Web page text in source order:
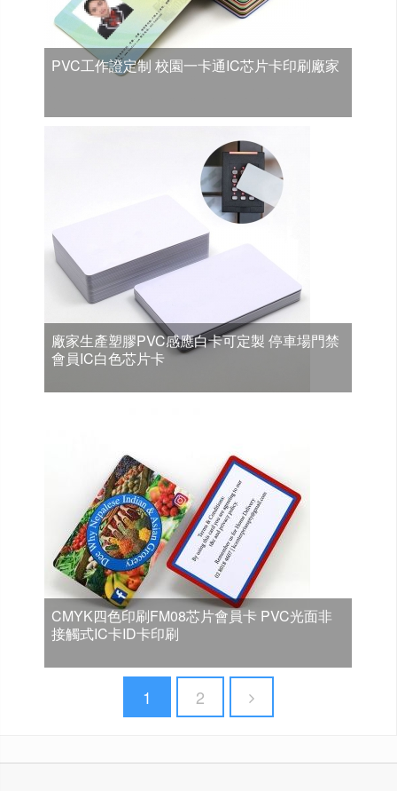
PVC工作證定制 校園一卡通IC芯片卡印刷廠家
廠家生產塑膠PVC感應白卡可定製 停車場門禁
會員IC白色芯片卡
CMYK四色印刷FM08芯片會員卡 PVC光面非
接觸式IC卡ID卡印刷
1 2